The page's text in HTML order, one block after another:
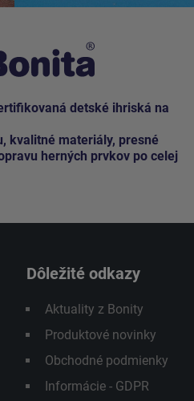
detské ihriská na
kvalitné materiály, presné
herných prvkov po celej
Dôležité odkazy
Aktuality z Bonity
Produktové novinky
Obchodné podmienky
Informácie - GDPR